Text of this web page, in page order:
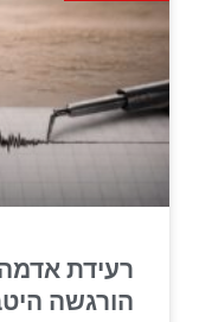
רעידת
הורגשה